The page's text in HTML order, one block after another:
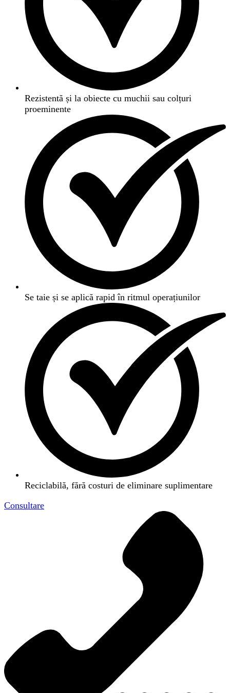
Rezistentă și la obiecte cu muchii sau colțuri
proeminente
Se taie și se aplică rapid în ritmul operațiunilor
Reciclabilă, fără costuri de eliminare suplimentare
Consultare